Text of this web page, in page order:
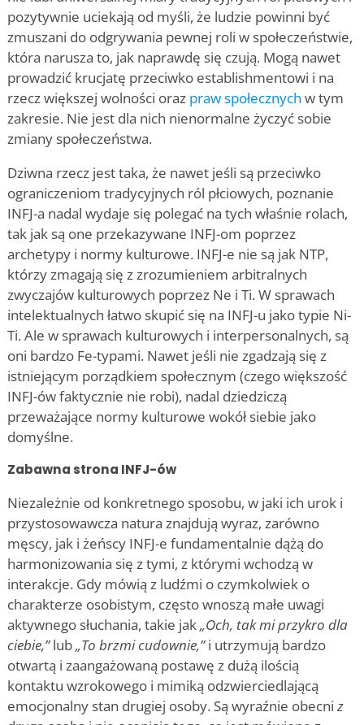
pozytywnie uciekają od myśli, że ludzie powinni być
zmuszani do odgrywania pewnej roli w społeczeństwie,
która narusza to, jak naprawdę się czują. Mogą nawet
prowadzić krucjatę przeciwko establishmentowi i na
rzecz większej wolności oraz praw społecznych w tym
zakresie. Nie jest dla nich nienormalne życzyć sobie
zmiany społeczeństwa.
Dziwna rzecz jest taka, że nawet jeśli są przeciwko
ograniczeniom tradycyjnych ról płciowych, poznanie
INFJ-a nadal wydaje się polegać na tych właśnie rolach,
tak jak są one przekazywane INFJ-om poprzez
archetypy i normy kulturowe. INFJ-e nie są jak NTP,
którzy zmagają się z zrozumieniem arbitralnych
zwyczajów kulturowych poprzez Ne i Ti. W sprawach
intelektualnych łatwo skupić się na INFJ-u jako typie Ni-
Ti. Ale w sprawach kulturowych i interpersonalnych, są
oni bardzo Fe-typami. Nawet jeśli nie zgadzają się z
istniejącym porządkiem społecznym (czego większość
INFJ-ów faktycznie nie robi), nadal dziedziczą
przeważające normy kulturowe wokół siebie jako
domyślne.
Zabawna strona INFJ-ów
Niezależnie od konkretnego sposobu, w jaki ich urok i
przystosowawcza natura znajdują wyraz, zarówno
męscy, jak i żeńscy INFJ-e fundamentalnie dążą do
harmonizowania się z tymi, z którymi wchodzą w
interakcje. Gdy mówią z ludźmi o czymkolwiek o
charakterze osobistym, często wnoszą małe uwagi
aktywnego słuchania, takie jak„Och, tak mi przykro dla
ciebie,”lub„To brzmi cudownie,”i utrzymują bardzo
otwartą i zaangażowaną postawę z dużą ilością
kontaktu wzrokowego i mimiką odzwierciedlającą
emocjonalny stan drugiej osoby. Są wyraźnie obecniz